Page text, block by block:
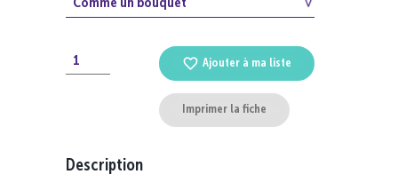
Ajouter à ma liste
Imprimer la fiche
Description